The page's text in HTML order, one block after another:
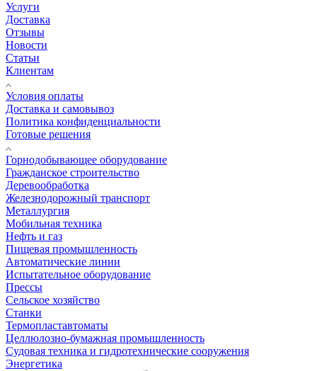
Услуги
Доставка
Отзывы
Новости
Статьи
Клиентам
Условия оплаты
Доставка и самовывоз
Политика конфиденциальности
Готовые решения
Горнодобывающее оборудование
Гражданское строительство
Деревообработка
Железнодорожный транспорт
Металлургия
Мобильная техника
Нефть и газ
Пищевая промышленность
Автоматические линии
Испытательное оборудование
Прессы
Сельское хозяйство
Станки
Термопластавтоматы
Целлюлозно-бумажная промышленность
Судовая техника и гидротехнические сооружения
Энергетика